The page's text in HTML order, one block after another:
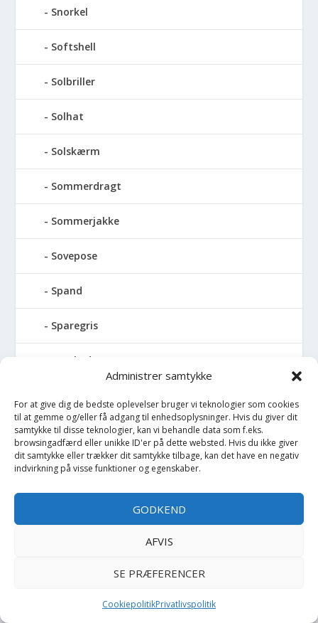
Administrer samtykke
For at give dig de bedste oplevelser bruger vi teknologier som cookies
til at gemme og/eller få adgang til enhedsoplysninger. Hvis du giver dit
samtykke til disse teknologier, kan vi behandle data som f.eks.
browsingadfærd eller unikke ID'er på dette websted. Hvis du ikke giver
dit samtykke eller trækker dit samtykke tilbage, kan det have en negativ
indvirkning på visse funktioner og egenskaber.
GODKEND
AFVIS
SE PRÆFERENCER
CookiepolitikPrivatlivspolitik
Snorkel
Softshell
Solbriller
Solhat
Solskærm
Sommerdragt
Sommerjakke
Sovepose
Spand
Sparegris
Sparkedragt
Spil
Spilledåse
Stablelegetøj